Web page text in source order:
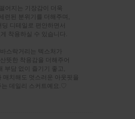
어지는 기장감이 더욱
련된 분위기를 더해주며,
딩 디테일로 편안하면서
착용하실 수 있습니다.
스락거리는 텍스처가
뜻한 착용감을 더해주어
부담 없이 즐기기 좋고,
매치해도 멋스러운 아웃핏을
는 데일리 스커트예요.♡